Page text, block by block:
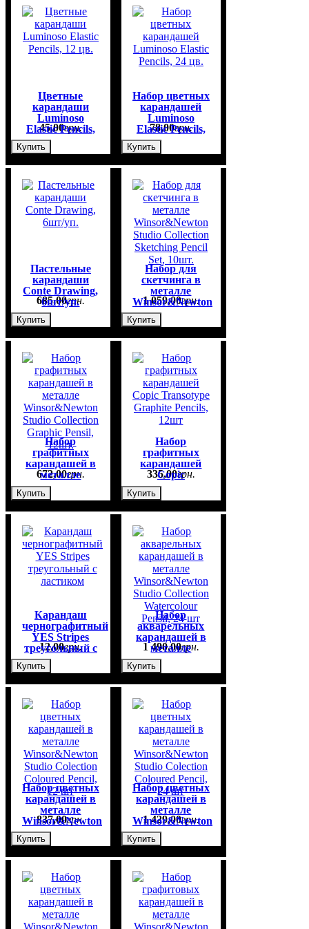
Цветные
карандаши
Luminoso
Elastic Pencils,
12 цв.
45,00грн.
Купить
Набор цветных
карандашей
Luminoso
Elastic Pencils,
24 цв.
78,00грн.
Купить
Пастельные
карандаши
Conte Drawing,
6шт/уп.
685,00грн.
Купить
Набор для
скетчинга в
металле
Winsor&Newton
Studio
Collection
1 059,00грн.
Купить
Набор
графитных
карандашей в
металле
Winsor&Newton
Studio
12шт.
672,00грн.
Купить
Набор
графитных
карандашей
Copiс
Transotype
Graphite
335,00грн.
Купить
Карандаш
чернографитный
YES Stripes
треугольный c
ластиком
12,00грн.
Купить
Набор
акварельных
карандашей в
металле
Winsor&Newton
Studio
Pensil, 24 шт
1 490,00грн.
Купить
Набор цветных
карандашей в
металле
Winsor&Newton
Studio Colection
Coloured
837,00грн.
Купить
Набор цветных
карандашей в
металле
Winsor&Newton
Studio Colection
Coloured
1 429,00грн.
Купить